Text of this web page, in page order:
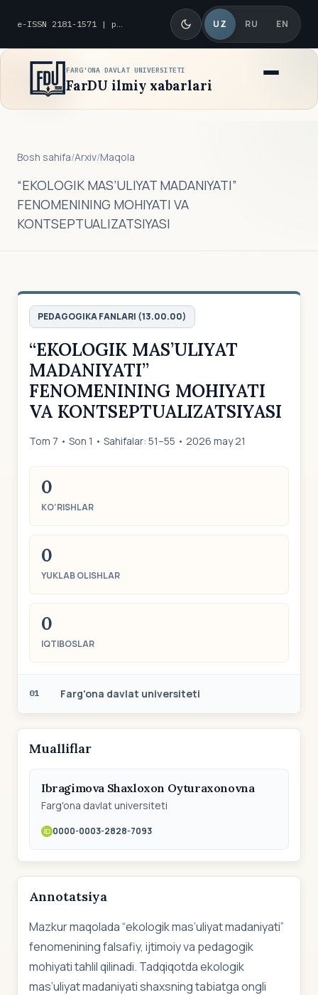
e-ISSN 2181-1571 | p-ISSN 2010-8419 UZ RU EN
FARG'ONA DAVLAT UNIVERSITETI
FarDU ilmiy xabarlari
Bosh sahifa/Arxiv/Maqola
“EKOLOGIK MAS’ULIYAT MADANIYATI”
FENOMENINING MOHIYATI VA
KONTSEPTUALIZATSIYASI
PEDAGOGIKA FANLARI (13.00.00)
“EKOLOGIK MAS’ULIYAT
MADANIYATI”
FENOMENINING MOHIYATI
VA KONTSEPTUALIZATSIYASI
Tom 7 • Son 1 • Sahifalar: 51–55 • 2026 may 21
0
KO‘RISHLAR
0
YUKLAB OLISHLAR
0
IQTIBOSLAR
01 Farg'ona davlat universiteti
Mualliflar
Ibragimova Shaxloxon Oyturaxonovna
Farg'ona davlat universiteti
0000-0003-2828-7093
Annotatsiya
Mazkur maqolada “ekologik mas’uliyat madaniyati”
fenomenining falsafiy, ijtimoiy va pedagogik
mohiyati tahlil qilinadi. Tadqiqotda ekologik
mas’uliyat madaniyati shaxsning tabiatga ongli